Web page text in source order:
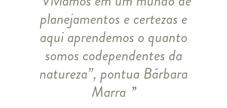
planejamentos e certezas e
aqui aprendemos o quanto
somos codependentes da
natureza”, pontua Bárbara
Marra